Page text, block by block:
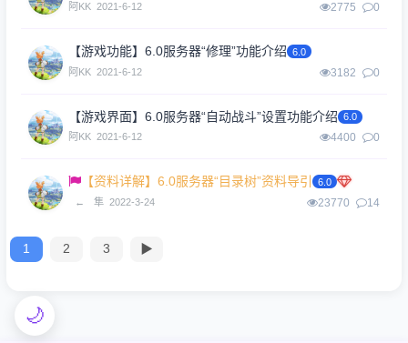
阿KK 2021-6-12 2775 0
【游戏功能】6.0服务器“修理”功能介绍 6.0
阿KK 2021-6-12 3182 0
【游戏界面】6.0服务器“自动战斗”设置功能介绍 6.0
阿KK 2021-6-12 4400 0
【资料详解】6.0服务器“目录树”资料导引
6.0
←
隼 2022-3-24 23770 14
1 2 3 ▶
🌙